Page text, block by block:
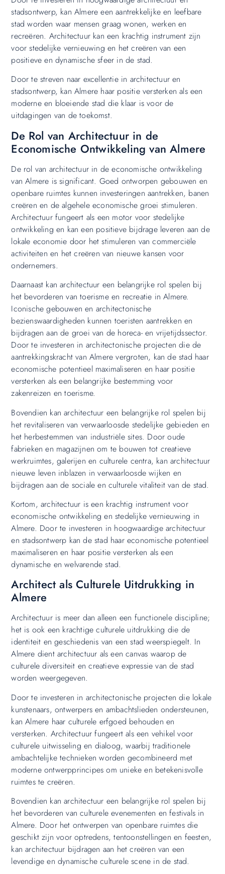
stadsontwerp, kan Almere een aantrekkelijke en leefbare
stad worden waar mensen graag wonen, werken en
recreëren. Architectuur kan een krachtig instrument zijn
voor stedelijke vernieuwing en het creëren van een
positieve en dynamische sfeer in de stad.
Door te streven naar excellentie in architectuur en
stadsontwerp, kan Almere haar positie versterken als een
moderne en bloeiende stad die klaar is voor de
uitdagingen van de toekomst.
De Rol van Architectuur in de
Economische Ontwikkeling van Almere
De rol van architectuur in de economische ontwikkeling
van Almere is significant. Goed ontworpen gebouwen en
openbare ruimtes kunnen investeringen aantrekken, banen
creëren en de algehele economische groei stimuleren.
Architectuur fungeert als een motor voor stedelijke
ontwikkeling en kan een positieve bijdrage leveren aan de
lokale economie door het stimuleren van commerciële
activiteiten en het creëren van nieuwe kansen voor
ondernemers.
Daarnaast kan architectuur een belangrijke rol spelen bij
het bevorderen van toerisme en recreatie in Almere.
Iconische gebouwen en architectonische
bezienswaardigheden kunnen toeristen aantrekken en
bijdragen aan de groei van de horeca- en vrijetijdssector.
Door te investeren in architectonische projecten die de
aantrekkingskracht van Almere vergroten, kan de stad haar
economische potentieel maximaliseren en haar positie
versterken als een belangrijke bestemming voor
zakenreizen en toerisme.
Bovendien kan architectuur een belangrijke rol spelen bij
het revitaliseren van verwaarloosde stedelijke gebieden en
het herbestemmen van industriële sites. Door oude
fabrieken en magazijnen om te bouwen tot creatieve
werkruimtes, galerijen en culturele centra, kan architectuur
nieuwe leven inblazen in verwaarloosde wijken en
bijdragen aan de sociale en culturele vitaliteit van de stad.
Kortom, architectuur is een krachtig instrument voor
economische ontwikkeling en stedelijke vernieuwing in
Almere. Door te investeren in hoogwaardige architectuur
en stadsontwerp kan de stad haar economische potentieel
maximaliseren en haar positie versterken als een
dynamische en welvarende stad.
Architect als Culturele Uitdrukking in
Almere
Architectuur is meer dan alleen een functionele discipline;
het is ook een krachtige culturele uitdrukking die de
identiteit en geschiedenis van een stad weerspiegelt. In
Almere dient architectuur als een canvas waarop de
culturele diversiteit en creatieve expressie van de stad
worden weergegeven.
Door te investeren in architectonische projecten die lokale
kunstenaars, ontwerpers en ambachtslieden ondersteunen,
kan Almere haar culturele erfgoed behouden en
versterken. Architectuur fungeert als een vehikel voor
culturele uitwisseling en dialoog, waarbij traditionele
ambachtelijke technieken worden gecombineerd met
moderne ontwerpprincipes om unieke en betekenisvolle
ruimtes te creëren.
Bovendien kan architectuur een belangrijke rol spelen bij
het bevorderen van culturele evenementen en festivals in
Almere. Door het ontwerpen van openbare ruimtes die
geschikt zijn voor optredens, tentoonstellingen en feesten,
kan architectuur bijdragen aan het creëren van een
levendige en dynamische culturele scene in de stad.